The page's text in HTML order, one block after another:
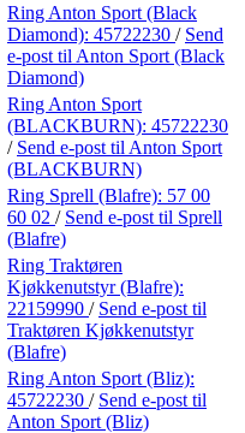
Ring Anton Sport (Black
Diamond): 45722230 / Send
e-post til Anton Sport (Black
Diamond)
Ring Anton Sport
(BLACKBURN): 45722230
/ Send e-post til Anton Sport
(BLACKBURN)
Ring Sprell (Blafre): 57 00
60 02 / Send e-post til Sprell
(Blafre)
Ring Traktøren
Kjøkkenutstyr (Blafre):
22159990 / Send e-post til
Traktøren Kjøkkenutstyr
(Blafre)
Ring Anton Sport (Bliz):
45722230 / Send e-post til
Anton Sport (Bliz)